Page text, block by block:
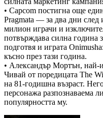
• Capcom постигна още
Pragmata — за два дни след
милион играчи и
потвърждава силна година
подготвя и играта
късно през тази година.
• Александър Мортън, най-
Чивай от поредицата The
на 81-годишна възраст.
персонажа разпознаваема
популярността му.